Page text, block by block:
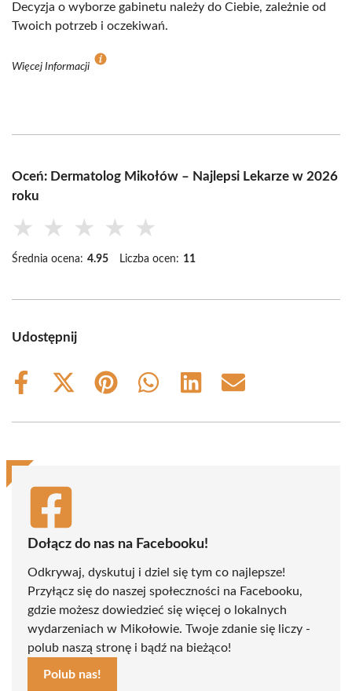
Decyzja o wyborze gabinetu należy do Ciebie, zależnie od
Twoich potrzeb i oczekiwań.
Więcej Informacji
Oceń: Dermatolog Mikołów – Najlepsi Lekarze w 2026
roku
★ ★ ★ ★ ★
Średnia ocena: 4.95 Liczba ocen: 11
Udostępnij
Share
Share
(Twitter)
Share
Share
Share
Share
Dołącz do nas na Facebooku!
Odkrywaj, dyskutuj i dziel się tym co najlepsze!
Przyłącz się do naszej społeczności na Facebooku,
gdzie możesz dowiedzieć się więcej o lokalnych
wydarzeniach w Mikołowie. Twoje zdanie się liczy -
polub naszą stronę i bądź na bieżąco!
Polub nas!